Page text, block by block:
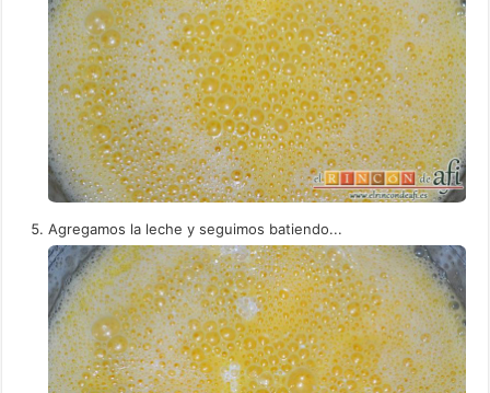
Agregamos la leche y seguimos batiendo...